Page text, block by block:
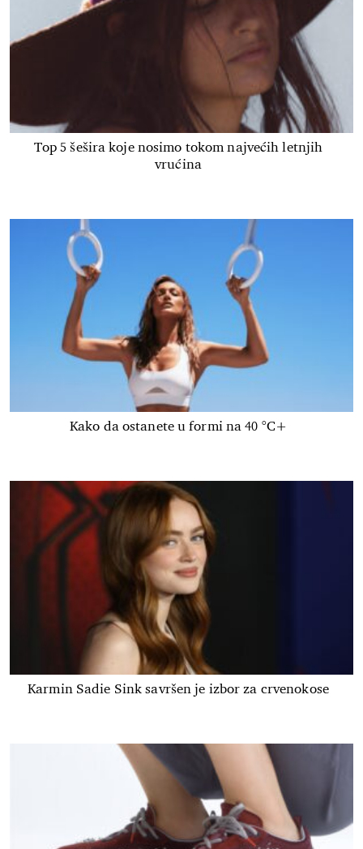
Top 5 šešira koje nosimo tokom najvećih letnjih
vrućina
Kako da ostanete u formi na 40 °C+
Karmin Sadie Sink savršen je izbor za crvenokose